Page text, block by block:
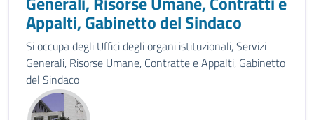
Appalti, Gabinetto del Sindaco
Si occupa degli Uffici degli organi istituzionali, Servizi
Generali, Risorse Umane, Contratte e Appalti, Gabinetto
del Sindaco